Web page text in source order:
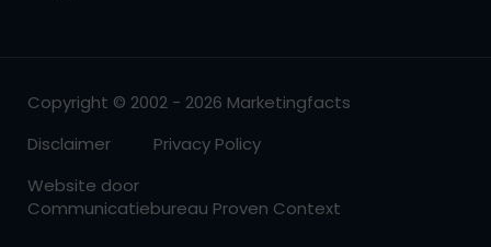
Copyright © 2002 - 2026 Marketingfacts
Disclaimer
Privacy Policy
Website door
Communicatiebureau Proven Context